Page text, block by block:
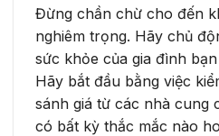
Đừng chần chừ cho đến
nghiêm trọng. Hãy chủ
sức khỏe của gia đình
Hãy bắt đầu bằng việc
sánh giá từ các nhà cung
có bất kỳ thắc mắc nào